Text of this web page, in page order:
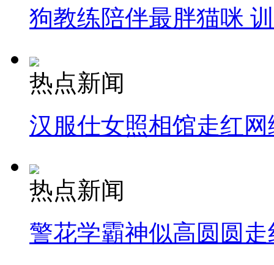
狗教练陪伴最胖猫咪
热点新闻
汉服仕女照相馆走红网
热点新闻
警花学霸神似高圆圆走